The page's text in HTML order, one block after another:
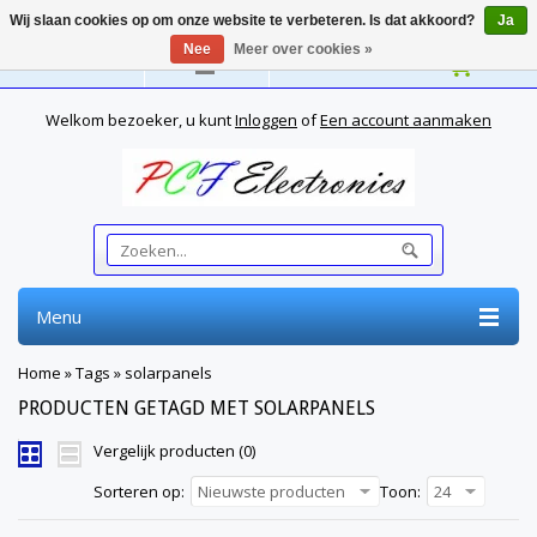
Nederlands
Welkom bezoeker, u kuntInloggen ofEen account aanmaken
Menu
Home »Tags » solarpanels
PRODUCTEN GETAGD MET SOLARPANELS
Vergelijk producten (0)
Sorteren op:
Nieuwste producten Toon: 24
Wij slaan cookies op om onze website te verbeteren. Is dat akkoord?
Ja
Nee
Meer over cookies »